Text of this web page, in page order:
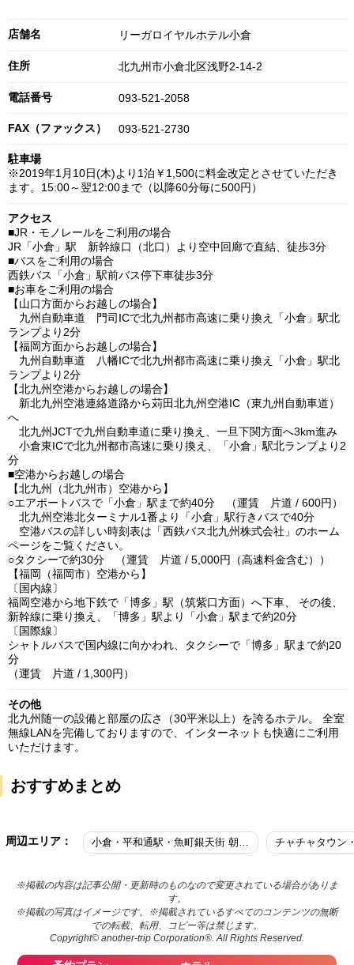
店舗名 リーガロイヤルホテル小倉
住所 北九州市小倉北区浅野2-14-2
電話番号 093-521-2058
FAX（ファックス） 093-521-2730
駐車場
※2019年1月10日(木)より1泊￥1,500に料金改定とさせていただき
ます。15:00～翌12:00まで（以降60分毎に500円）
アクセス
■JR・モノレールをご利用の場合
JR「小倉」駅 新幹線口（北口）より空中回廊で直結、徒歩3分
■バスをご利用の場合
西鉄バス「小倉」駅前バス停下車徒歩3分
■お車をご利用の場合
【山口方面からお越しの場合】
九州自動車道 門司ICで北九州都市高速に乗り換え「小倉」駅北
ランプより2分
【福岡方面からお越しの場合】
九州自動車道 八幡ICで北九州都市高速に乗り換え「小倉」駅北
ランプより2分
【北九州空港からお越しの場合】
新北九州空港連絡道路から苅田北九州空港IC（東九州自動車道）
へ
北九州JCTで九州自動車道に乗り換え、一旦下関方面へ3km進み
小倉東ICで北九州都市高速に乗り換え、「小倉」駅北ランプより2
分
■空港からお越しの場合
【北九州（北九州市）空港から】
○エアポートバスで「小倉」駅まで約40分 （運賃 片道 / 600円）
北九州空港北ターミナル1番より「小倉」駅行きバスで40分
空港バスの詳しい時刻表は「西鉄バス北九州株式会社」のホーム
ページをご覧ください。
○タクシーで約30分 （運賃 片道 / 5,000円（高速料金含む））
【福岡（福岡市）空港から】
〔国内線〕
福岡空港から地下鉄で「博多」駅（筑紫口方面）へ下車、 その後、
新幹線に乗り換え、「博多」駅より「小倉」駅まで約20分
〔国際線〕
シャトルバスで国内線に向かわれ、タクシーで「博多」駅まで約20
分
（運賃 片道 / 1,300円）
その他
北九州随一の設備と部屋の広さ（30平米以上）を誇るホテル。 全室
無線LANを完備しておりますので、インターネットも快適にご利用
いただけます。
おすすめまとめ
周辺エリア： 小倉・平和通駅・魚町銀天街 朝食付 チャチャタウン
※掲載の内容は記事公開・更新時のものなので変更されている場合がありま
す。
※掲載の写真はイメージです。※掲載されているすべてのコンテンツの無断
での転載、転用、コピー等は禁じます。
Copyright© another-trip Corporation®. All Rights Reserved.